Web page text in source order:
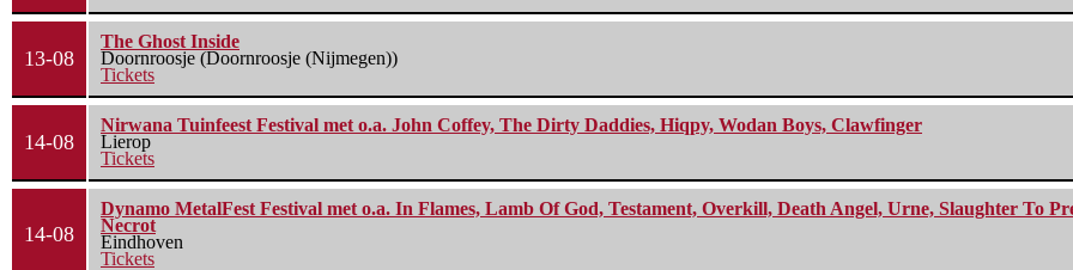
13-08
The Ghost Inside
Doornroosje (Doornroosje (Nijmegen))
Tickets
14-08
Nirwana Tuinfeest Festival met o.a. John Coffey, The Dirty Daddies, Hiqpy, Wodan Boys, Clawfinger
Lierop
Tickets
14-08
Dynamo MetalFest Festival met o.a. In Flames, Lamb Of God, Testament, Overkill, Death Angel, Urne, Slaughter To
Necrot
Eindhoven
Tickets